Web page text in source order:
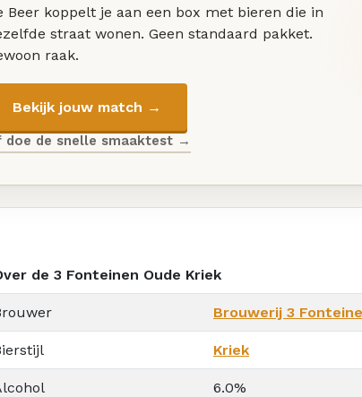
Beer koppelt je aan een box met bieren die in
straat wonen. Geen standaard pakket.
raak.
Bekijk jouw match →
doe de snelle smaaktest →
de 3 Fonteinen Oude Kriek
Brouwerij 3
Kriek
6.0%